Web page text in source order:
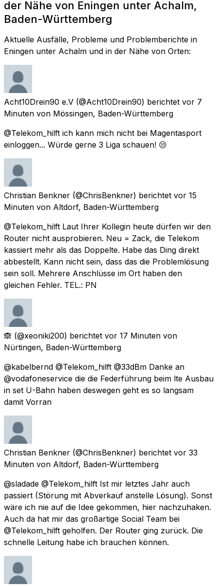
der Nähe von Eningen unter Achalm,
Baden-Württemberg
Aktuelle Ausfälle, Probleme und Problemberichte in
Eningen unter Achalm und in der Nähe von Orten:
Acht10Drein90 e.V (@Acht10Drein90) berichtet vor 7
Minuten von Mössingen, Baden-Württemberg
@Telekom_hilft ich kann mich nicht bei Magentasport
einloggen... Würde gerne 3 Liga schauen! 😒
Christian Benkner (@ChrisBenkner) berichtet vor 15
Minuten von Altdorf, Baden-Württemberg
@Telekom_hilft Laut Ihrer Kollegin heute dürfen wir den
Router nicht ausprobieren. Neu = Zack, die Telekom
kassiert mehr als das Doppelte. Habe das Ding direkt
abbestellt. Kann nicht sein, dass das die Problemlösung
sein soll. Mehrere Anschlüsse im Ort haben den
gleichen Fehler. TEL.: PN
🙈 (@xeoniki200) berichtet vor 17 Minuten von
Nürtingen, Baden-Württemberg
@kabelbernd @Telekom_hilft @33dBm Danke an
@vodafoneservice die die Federführung beim lte Ausbau
in set U-Bahn haben deswegen geht es so langsam
damit Vorran
Christian Benkner (@ChrisBenkner) berichtet vor 33
Minuten von Altdorf, Baden-Württemberg
@sladade @Telekom_hilft Ist mir letztes Jahr auch
passiert (Störung mit Abverkauf anstelle Lösung). Sonst
wäre ich nie auf die Idee gekommen, hier nachzuhaken.
Auch da hat mir das großartige Social Team bei
@Telekom_hilft geholfen. Der Router ging zurück. Die
schnelle Leitung habe ich brauchen können.